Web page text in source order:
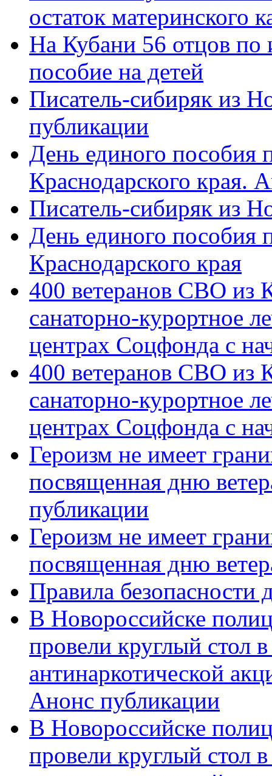
остаток материнского
На Кубани 56 отцов по
пособие на детей
Писатель-сибиряк из
публикации
День единого пособия
Краснодарского края.
Писатель-сибиряк из
День единого пособия
Краснодарского края
400 ветеранов СВО из
санаторно-курортное
центрах Соцфонда с
400 ветеранов СВО из
санаторно-курортное
центрах Соцфонда с
Героизм не имеет
посвященная дню
публикации
Героизм не имеет
посвященная дню
Правила безопасности
В Новороссийске
провели круглый стол
антинаркотической
Анонс публикации
В Новороссийске
провели круглый стол